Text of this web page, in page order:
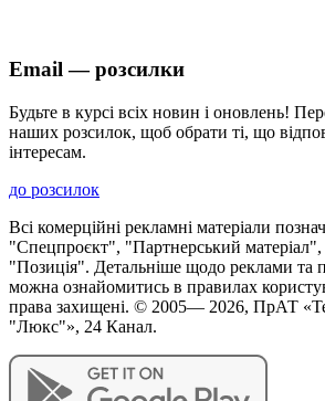
Email — розсилки
Будьте в курсі всіх новин і оновлень!
наших розсилок, щоб обрати ті, що
інтересам.
до розсилок
Всі комерційні рекламні матеріали
"Спецпроєкт", "Партнерський
"Позиція". Детальніше щодо реклами та
можна ознайомитись в правилах
права захищені. © 2005— 2026, ПрАТ
"Люкс"», 24 Канал.